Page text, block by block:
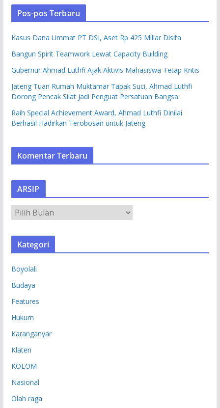
Pos-pos Terbaru
Kasus Dana Ummat PT DSI, Aset Rp 425 Miliar Disita
Bangun Spirit Teamwork Lewat Capacity Building
Gubernur Ahmad Luthfi Ajak Aktivis Mahasiswa Tetap Kritis
Jateng Tuan Rumah Muktamar Tapak Suci, Ahmad Luthfi
Dorong Pencak Silat Jadi Penguat Persatuan Bangsa
Raih Special Achievement Award, Ahmad Luthfi Dinilai
Berhasil Hadirkan Terobosan untuk Jateng
Komentar Terbaru
ARSIP
R
S
Kategori
Boyolali
Budaya
Features
Hukum
Karanganyar
Klaten
KOLOM
Nasional
Olah raga